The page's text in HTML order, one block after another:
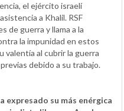
el ejército israelí
a Khalil. RSF
de guerra y llama a la
la impunidad en estos
valentía al cubrir la guerra
debido a su trabajo.
expresado su más enérgica